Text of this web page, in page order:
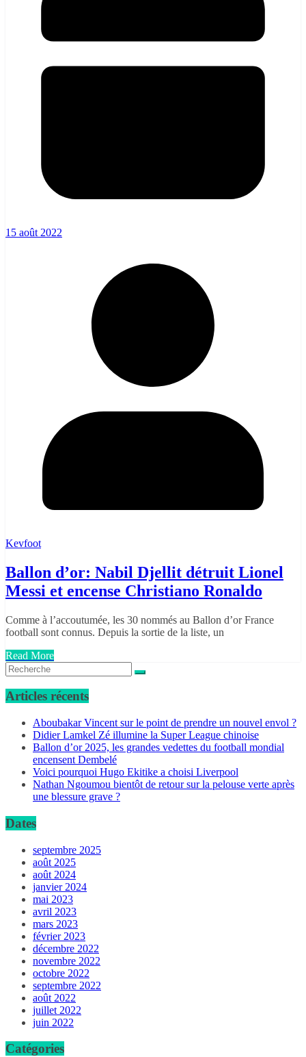
15 août 2022
Kevfoot
Ballon d’or: Nabil Djellit détruit Lionel
Messi et encense Christiano Ronaldo
Comme à l’accoutumée, les 30 nommés au Ballon d’or France
football sont connus. Depuis la sortie de la liste, un
Read More
Articles récents
Aboubakar Vincent sur le point de prendre un nouvel envol ?
Didier Lamkel Zé illumine la Super League chinoise
Ballon d’or 2025, les grandes vedettes du football mondial
encensent Dembelé
Voici pourquoi Hugo Ekitike a choisi Liverpool
Nathan Ngoumou bientôt de retour sur la pelouse verte après
une blessure grave ?
Dates
septembre 2025
août 2025
août 2024
janvier 2024
mai 2023
avril 2023
mars 2023
février 2023
décembre 2022
novembre 2022
octobre 2022
septembre 2022
août 2022
juillet 2022
juin 2022
Catégories